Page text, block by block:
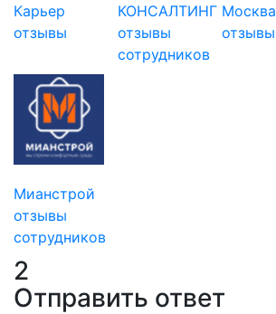
Карьер
отзывы
КОНСАЛТИНГ
отзывы
сотрудников
Москва
отзывы
Мианстрой
отзывы
сотрудников
2
Отправить ответ